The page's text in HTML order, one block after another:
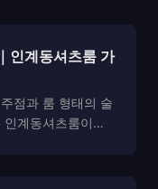
인계동셔츠룸 가
점과 룸 형태의 술
계동셔츠룸이라